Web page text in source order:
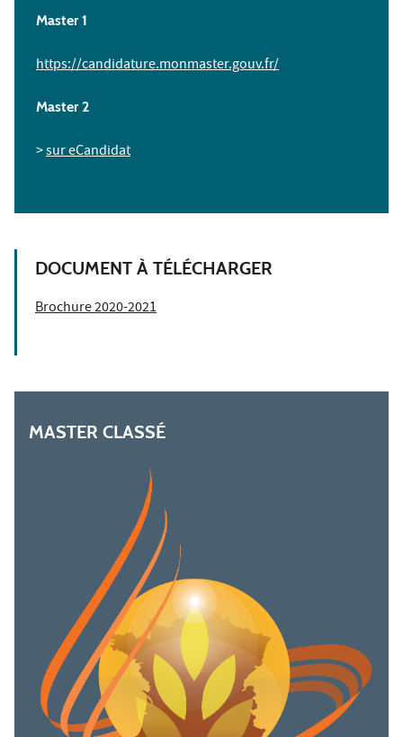
Master 1
https://candidature.monmaster.gouv.fr/
Master 2
>sur eCandidat
DOCUMENT À TÉLÉCHARGER
Brochure 2020-2021
MASTER CLASSÉ